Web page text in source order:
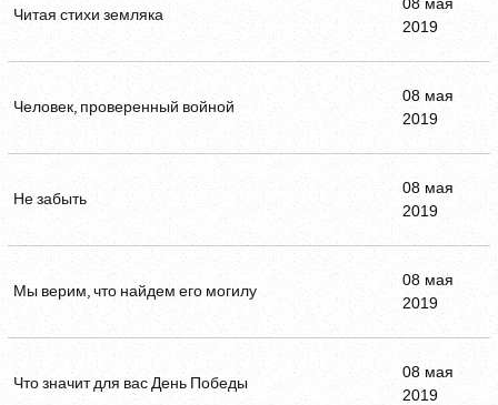
Читая стихи земляка
2019
Человек, проверенный войной
08 мая
2019
Не забыть
08 мая
2019
Мы верим, что найдем его могилу
08 мая
2019
Что значит для вас День Победы
08 мая
2019